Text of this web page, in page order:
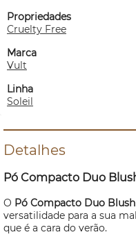
Propriedades
Cruelty Free
Marca
Vult
Linha
Soleil
Detalhes
Pó Compacto Duo
O Pó Compacto Duo Blush
versatilidade para a sua
que é a cara do verão.